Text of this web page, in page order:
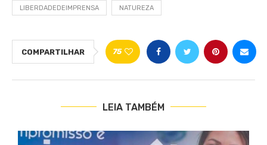
LIBERDADEDEIMPRENSA NATUREZA
COMPARTILHAR 75
LEIA TAMBÉM